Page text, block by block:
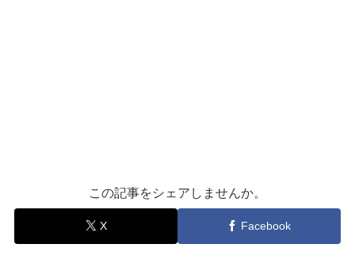
この記事をシェアしませんか。
X Facebook